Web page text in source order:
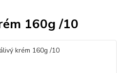
160g /10